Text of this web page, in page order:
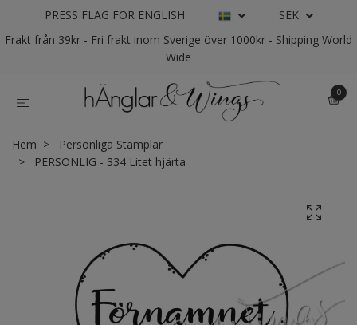
PRESS FLAG FOR ENGLISH
SEK
Frakt från 39kr - Fri frakt inom Sverige över 1000kr - Shipping World
Wide
0
Hem
Personliga Stämplar
PERSONLIG - 334 Litet hjärta